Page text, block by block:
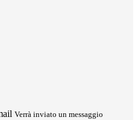
Verrà inviato un messaggio